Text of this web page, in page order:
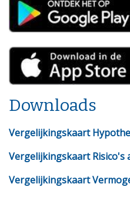
Downloads
Vergelijkingskaart
Vergelijkingskaart Risico's
Vergelijkingskaart